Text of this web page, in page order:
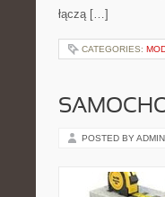
łączą […]
CATEGORIES:
POSTED BY ADMIN